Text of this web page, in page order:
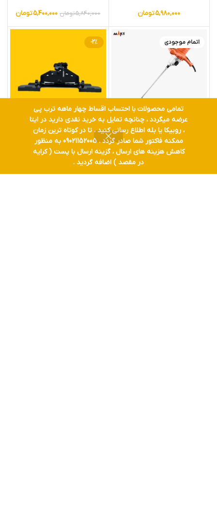
تمامی محصولات با احتساب اقساط چهار ماهه ترب پی
عرضه میگردد ، چنانچه تمایل به خرید نقدی دارید در ایتا
، روبیکا یا بله اطلاع رسانی کنید ، تا در کوتاه ترین زمان
ممکنه فاکتور شما صادر گردد . 09021152005 به منظور
کاهش هزینه های ارسال ، گزینه ارسال با پست ( کرایه
در مقصد ) اضافه گردید .
۵,۹۸۰,۰۰۰تومان ۵,۸۴۰,۰۰۰تومان ۵,۴۰۰,۰۰۰تومان
اتمام موجودی
همزن میکسر 1400 وات تک
محور مکث مدل HZ1
۸,۵۰۰,۰۰۰تومان
-2%
فارسی بر سرامیک الحاقی مینی
فرز 45 درجه کاشی HSM
۲,۹۵۰,۰۰۰ تومان ۲,۸۹۰,۰۰۰
0
حساب کاربری من